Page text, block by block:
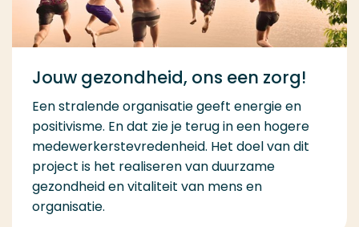
Jouw gezondheid, ons een zorg!
Een stralende organisatie geeft energie en
positivisme. En dat zie je terug in een hogere
medewerkerstevredenheid. Het doel van dit
project is het realiseren van duurzame
gezondheid en vitaliteit van mens en
organisatie.